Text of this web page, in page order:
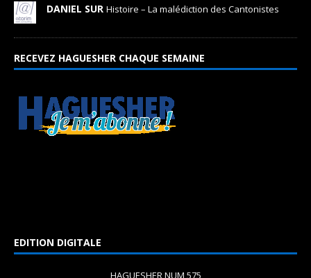
DANIEL SUR Histoire – La malédiction des Cantonistes
RECEVEZ HAGUESHER CHAQUE SEMAINE
EDITION DIGITALE
HAGUESHER NUM 575